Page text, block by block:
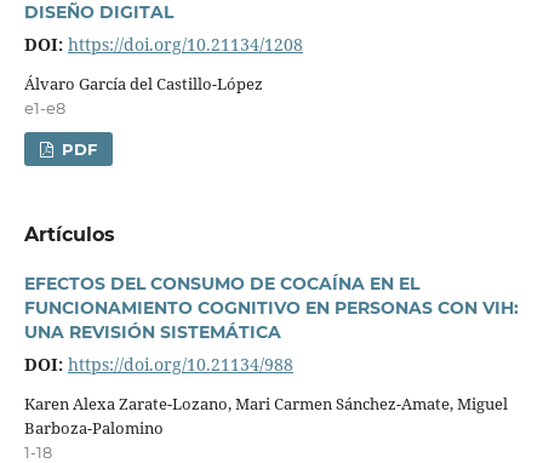
DISEÑO DIGITAL
DOI: https://doi.org/10.21134/1208
Álvaro Garcí­a del Castillo-López
e1-e8
PDF
Artí­culos
EFECTOS DEL CONSUMO DE COCAÍNA EN EL
FUNCIONAMIENTO COGNITIVO EN PERSONAS CON VIH:
UNA REVISIÓN SISTEMÁTICA
DOI: https://doi.org/10.21134/988
Karen Alexa Zarate-Lozano, Mari Carmen Sánchez-Amate, Miguel
Barboza-Palomino
1-18